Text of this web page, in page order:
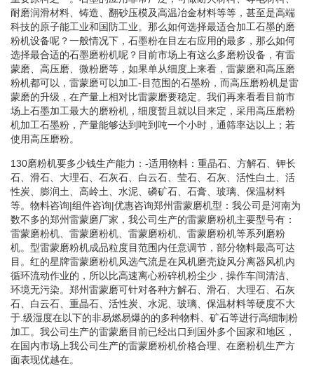
耐磨润滑材料、铸造、翻砂压模及高温冶金材料等等，甚至是高端
科技的原子能工业和国防工业。那么如何选择最适合加工石墨的磨
粉机设备呢？一般情况下，石墨粉在目左右应用的最多，那么如何
选择最合适的石墨磨粉机呢？目前市场上有这么多磨粉设备，有雷
蒙磨、高压磨、微粉磨等，如果单从细度上来看，雷蒙磨和高压磨
粉机都可以，雷蒙磨可以加工-目范围的石墨粉，而高压磨粉机是雷
蒙磨的升级，在产量上相对比雷蒙磨要稳定。我们再来看看目前市
场上石墨加工最大的磨粉机，细度暂且就以目来定，采用高压磨粉
机加工石墨粉，产量能够达到吨到吨一个小时，通筛率达以上；若
使用高压磨粉。
130磨粉机要多少钱生产能力：-适用物料：重晶石、方解石、钾长
石、滑石、大理石、石灰石、白云石、莹石、石灰、活性白土、活
性炭、膨润土、高岭土、水泥、磷矿石、石膏、玻璃、保温材料
等。物料咨询|组件咨询|优惠咨询郑州雷蒙磨机型：我公司是河南为
数不多的郑州雷蒙磨厂家，我公司生产的雷蒙磨粉机主要型号有：
雷蒙磨粉机、雷蒙磨粉机、雷蒙磨粉机、雷蒙磨粉机等系列磨粉
机。型雷蒙磨粉机成品粒度目范围内任意调节，部分物料最高可达
目。红的星牌雷蒙磨粉机风选气流是在风机磨壳旋风分离器风机内
循环流动作业的，所以比高速离心粉碎机粉尘少，操作车间清洁、
环境无污染。郑州雷蒙磨可针对各种方解石、滑石、大理石、石灰
石、白云石、重晶石、活性炭、水泥、玻璃、保温材料等硬度不大
于.级湿度在以下的非易燃易爆的的多种物料、矿石等进行高细制粉
加工。我公司生产的雷蒙磨目前已经出口到国外多个国家和地区，
在国内市场上我公司生产的雷蒙磨粉机价格合理、在磨粉机生产方
面表现优越在。